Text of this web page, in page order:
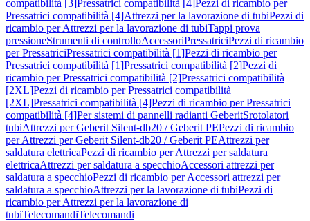
compatibilità [3]Pressatrici compatibilità [4]Pezzi di ricambio per
Pressatrici compatibilità [4]Attrezzi per la lavorazione di tubiPezzi di
ricambio per Attrezzi per la lavorazione di tubiTappi prova
pressioneStrumenti di controlloAccessoriPressatriciPezzi di ricambio
per PressatriciPressatrici compatibilità [1]Pezzi di ricambio per
Pressatrici compatibilità [1]Pressatrici compatibilità [2]Pezzi di
ricambio per Pressatrici compatibilità [2]Pressatrici compatibilità
[2XL]Pezzi di ricambio per Pressatrici compatibilità
[2XL]Pressatrici compatibilità [4]Pezzi di ricambio per Pressatrici
compatibilità [4]Per sistemi di pannelli radianti GeberitSrotolatori
tubiAttrezzi per Geberit Silent-db20 / Geberit PEPezzi di ricambio
per Attrezzi per Geberit Silent-db20 / Geberit PEAttrezzi per
saldatura elettricaPezzi di ricambio per Attrezzi per saldatura
elettricaAttrezzi per saldatura a specchioAccessori attrezzi per
saldatura a specchioPezzi di ricambio per Accessori attrezzi per
saldatura a specchioAttrezzi per la lavorazione di tubiPezzi di
ricambio per Attrezzi per la lavorazione di
tubiTelecomandiTelecomandi